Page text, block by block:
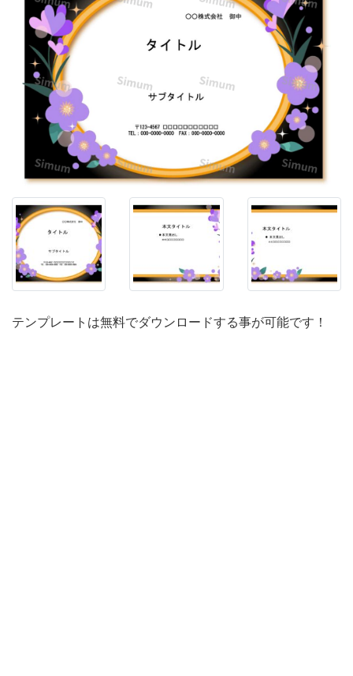
を
る
こ
き
る
パ
ワ
ー
イ
テンプレートは無料でダウンロードする事が可能です！